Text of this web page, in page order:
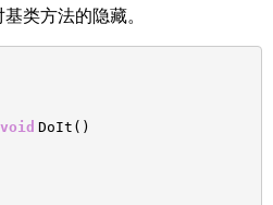
类方法的隐藏。
void DoIt()